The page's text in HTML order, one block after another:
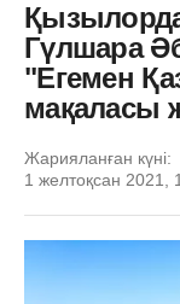
Гүлшара
"Егемен
мақаласы
Жарияланған күні:
1 желтоқсан 2021,